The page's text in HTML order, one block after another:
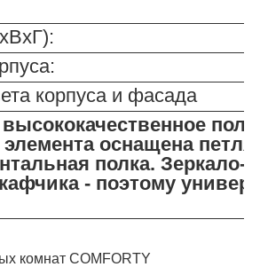
корпуса и фасада
оснащена
полка.
- поэтому
комнат COMFORTY